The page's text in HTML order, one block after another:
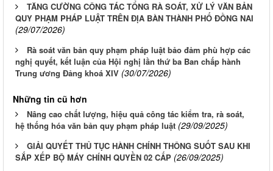
TĂNG CƯỜNG CÔNG TÁC TỔNG RÀ SOÁT, XỬ LÝ VĂN BẢN
QUY PHẠM PHÁP LUẬT TRÊN ĐỊA BÀN THÀNH PHỐ ĐỒNG NAI
(29/07/2026)
Rà soát văn bản quy phạm pháp luật bảo đảm phù hợp các
nghị quyết, kết luận của Hội nghị lần thứ ba Ban chấp hành
Trung ương Đảng khoá XIV (30/07/2026)
Những tin cũ hơn
Nâng cao chất lượng, hiệu quả công tác kiểm tra, rà soát,
hệ thống hóa văn bản quy phạm pháp luật (29/09/2025)
GIẢI QUYẾT THỦ TỤC HÀNH CHÍNH THÔNG SUỐT SAU KHI
SẮP XẾP BỘ MÁY CHÍNH QUYỀN 02 CẤP (26/09/2025)